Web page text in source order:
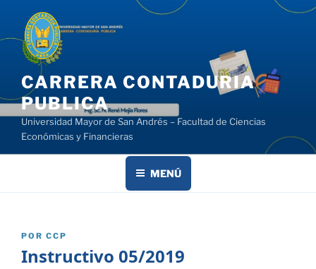
contenido
CARRERA CONTADURIA
PUBLICA
Universidad Mayor de San Andrés – Facultad de Ciencias
Económicas y Financieras
MENÚ
PUBLICADO
POR CCP
Instructivo 05/2019